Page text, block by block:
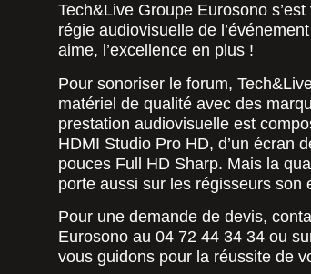
Tech&Live Groupe Eurosono
régie audiovisuelle de
aime, l’excellence en plus !
Pour sonoriser le forum,
matériel de qualité avec des
prestation audiovisuelle est
HDMI Studio Pro HD, d’un écran
pouces Full HD Sharp. Mais la
porte aussi sur les régisseurs son
Pour une demande de devis,
Eurosono au 04 72 44 34 34 ou
vous guidons pour la réussite de